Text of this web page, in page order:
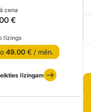
cena
€
līzings
49.00€ / mēn.
līzingam